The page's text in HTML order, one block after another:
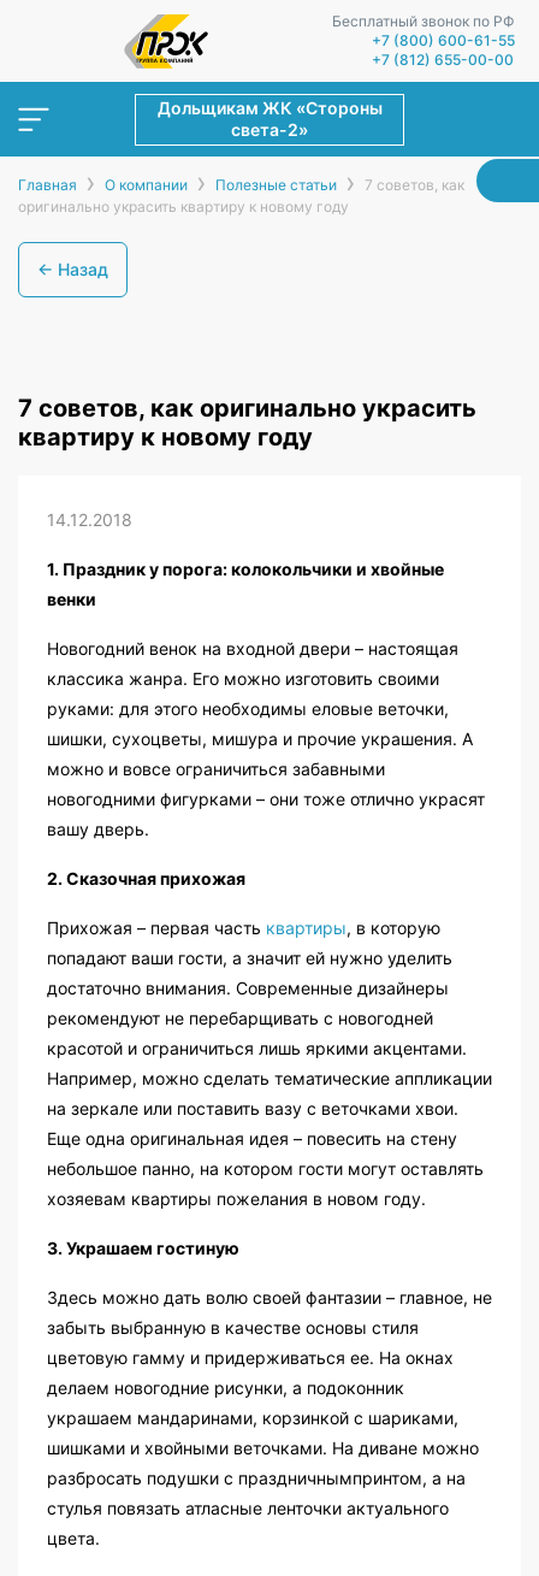
Бесплатный звонок по РФ
+7 (800) 600-61-55
+7 (812) 655-00-00
Дольщикам ЖК «Стороны
света-2»
Главная › О компании › Полезные статьи ›
7 советов, как
оригинально украсить квартиру к новому году
← Назад
7 советов, как оригинально украсить
квартиру к новому году
14.12.2018
1. Праздник у порога: колокольчики и хвойные
венки
Новогодний венок на входной двери – настоящая
классика жанра. Его можно изготовить своими
руками: для этого необходимы еловые веточки,
шишки, сухоцветы, мишура и прочие украшения. А
можно и вовсе ограничиться забавными
новогодними фигурками – они тоже отлично украсят
вашу дверь.
2. Сказочная прихожая
Прихожая – первая часть квартиры, в которую
попадают ваши гости, а значит ей нужно уделить
достаточно внимания. Современные дизайнеры
рекомендуют не перебарщивать с новогодней
красотой и ограничиться лишь яркими акцентами.
Например, можно сделать тематические аппликации
на зеркале или поставить вазу с веточками хвои.
Еще одна оригинальная идея – повесить на стену
небольшое панно, на котором гости могут оставлять
хозяевам квартиры пожелания в новом году.
3. Украшаем гостиную
Здесь можно дать волю своей фантазии – главное, не
забыть выбранную в качестве основы стиля
цветовую гамму и придерживаться ее. На окнах
делаем новогодние рисунки, а подоконник
украшаем мандаринами, корзинкой с шариками,
шишками и хвойными веточками. На диване можно
разбросать подушки с праздничнымпринтом, а на
стулья повязать атласные ленточки актуального
цвета.